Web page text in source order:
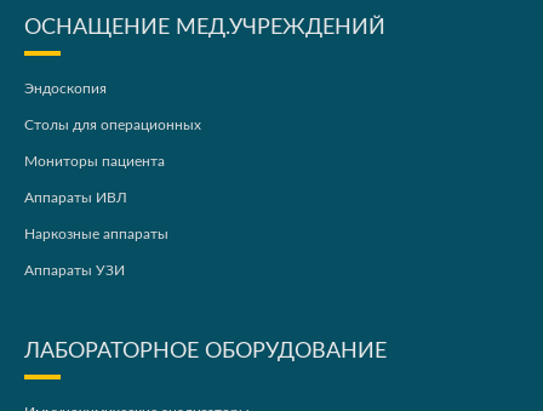
ОСНАЩЕНИЕ МЕД.УЧРЕЖДЕНИЙ
Эндоскопия
Столы для операционных
Мониторы пациента
Аппараты ИВЛ
Наркозные аппараты
Аппараты УЗИ
ЛАБОРАТОРНОЕ ОБОРУДОВАНИЕ